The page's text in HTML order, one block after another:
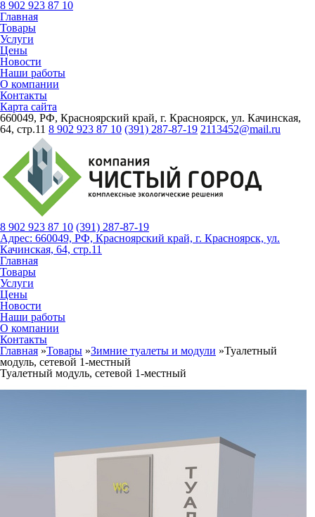
8 902 923 87 10
Главная
Товары
Услуги
Цены
Новости
Наши работы
О компании
Контакты
Карта сайта
660049, РФ, Красноярский край, г. Красноярск, ул. Качинская,
64, стр.11 8 902 923 87 10 (391) 287-87-19 2113452@mail.ru
8 902 923 87 10 (391) 287-87-19
Адрес: 660049, РФ, Красноярский край, г. Красноярск, ул.
Качинская, 64, стр.11
Главная
Товары
Услуги
Цены
Новости
Наши работы
О компании
Контакты
Главная »Товары »Зимние туалеты и модули »Туалетный
модуль, сетевой 1-местный
Туалетный модуль, сетевой 1-местный